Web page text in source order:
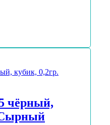
чёрный,
Сырный